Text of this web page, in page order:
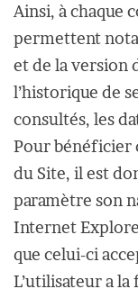
Ainsi, à chaque
permettent
et de la version
l’historique de
consultés, les
Pour bénéficier
du Site, il est
paramètre son
Internet
que celui-ci
L’utilisateur a la